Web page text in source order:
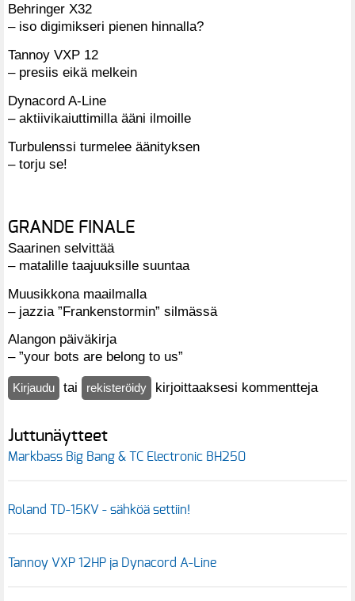
Behringer X32
– iso digimikseri pienen hinnalla?
Tannoy VXP 12
– presiis eikä melkein
Dynacord A-Line
– aktiivikaiuttimilla ääni ilmoille
Turbulenssi turmelee äänityksen
– torju se!
GRANDE FINALE
Saarinen selvittää
– matalille taajuuksille suuntaa
Muusikkona maailmalla
– jazzia ”Frankenstormin” silmässä
Alangon päiväkirja
– ”your bots are belong to us”
Kirjaudu tai rekisteröidy kirjoittaaksesi kommentteja
Juttunäytteet
Markbass Big Bang & TC Electronic BH250
Roland TD-15KV - sähköä settiin!
Tannoy VXP 12HP ja Dynacord A-Line